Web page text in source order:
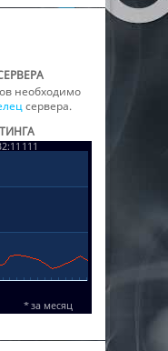
необходимо
сервера.